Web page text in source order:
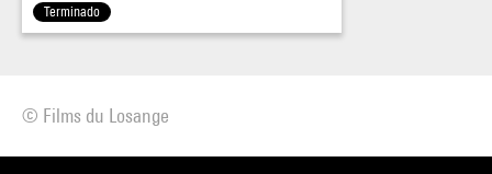
Terminado
© Films du Losange